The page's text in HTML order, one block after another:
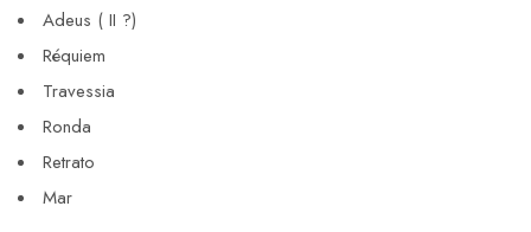
Adeus ( II ?)
Réquiem
Travessia
Ronda
Retrato
Mar